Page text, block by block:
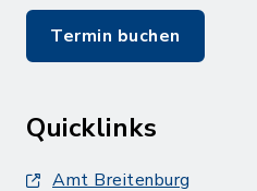
Termin buchen
Quicklinks
Amt Breitenburg